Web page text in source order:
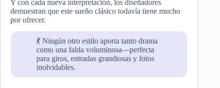
Y con cada nueva interpretación, los diseñadores
demuestran que este sueño clásico todavía tiene mucho
por ofrecer.
💃 Ningún otro estilo aporta tanto drama
como una falda voluminosa—perfecta
para giros, entradas grandiosas y fotos
inolvidables.